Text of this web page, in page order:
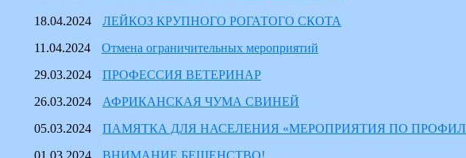
18.04.2024
ЛЕЙКОЗ КРУПНОГО РОГАТОГО СКОТА
11.04.2024
Отмена ограничительных мероприятий
29.03.2024
ПРОФЕССИЯ ВЕТЕРИНАР
26.03.2024
АФРИКАНСКАЯ ЧУМА СВИНЕЙ
05.03.2024
ПАМЯТКА ДЛЯ НАСЕЛЕНИЯ «МЕРОПРИЯТИЯ ПО
01.03.2024
ВНИМАНИЕ БЕШЕНСТВО!